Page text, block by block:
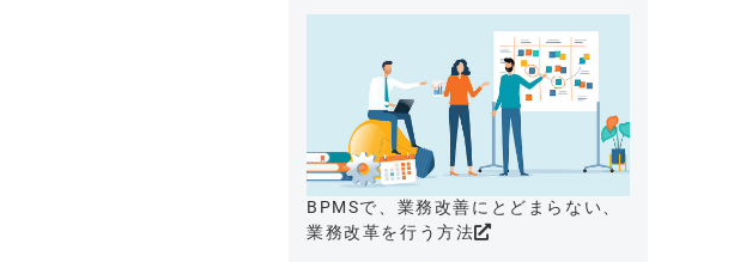
BPMSで、業務改善にとどまらない、
業務改革を行う方法